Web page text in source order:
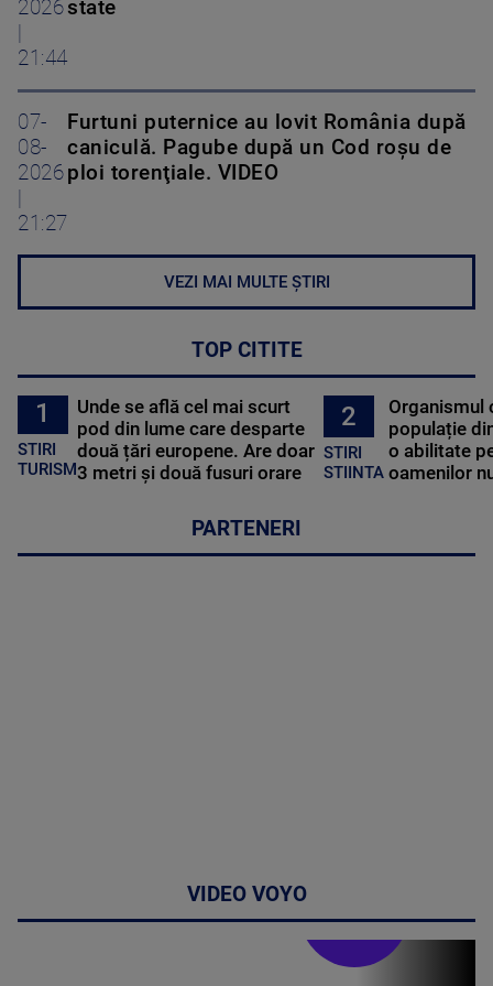
2026
21:44
state
07-
08-
2026
21:27
Furtuni puternice au lovit România după
caniculă. Pagube după un Cod roşu de
ploi torenţiale. VIDEO
VEZI MAI MULTE ȘTIRI
TOP CITITE
1
STIRI
TURISM
Unde se află cel mai scurt
pod din lume care desparte
două țări europene. Are doar
3 metri și două fusuri orare
2
STIRI
STIINTA
Organismul
populație
o abilitate
oamenilor
PARTENERI
VIDEO VOYO